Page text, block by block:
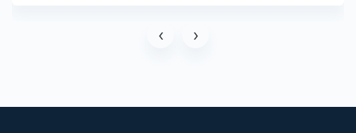
‹ ›